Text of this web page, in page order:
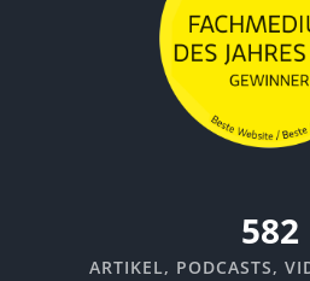
670
ARTIKEL, PODCASTS,